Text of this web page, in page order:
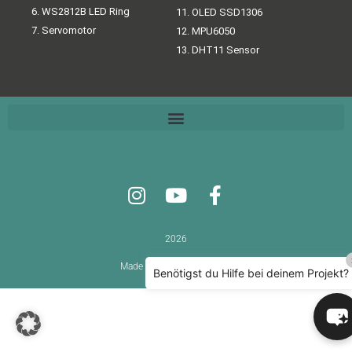
6. WS2812B LED Ring
7. Servomotor
11. OLED SSD1306
12. MPU6050
13. DHT11 Sensor
2026
Made with by Funduino
Benötigst du Hilfe bei deinem Projekt?